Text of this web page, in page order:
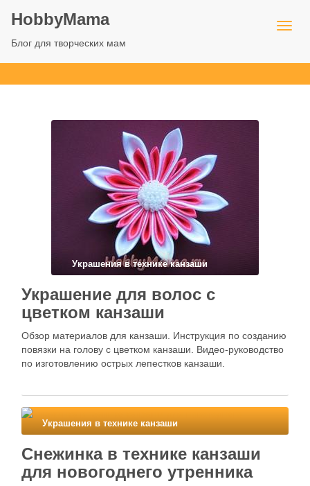
HobbyMama
Блог для творческих мам
Украшения в технике канзаши
Украшение для волос с
цветком канзаши
Обзор материалов для канзаши. Инструкция по созданию
повязки на голову с цветком канзаши. Видео-руководство
по изготовлению острых лепестков канзаши.
Украшения в технике канзаши
Снежинка в технике канзаши
для новогоднего утренника